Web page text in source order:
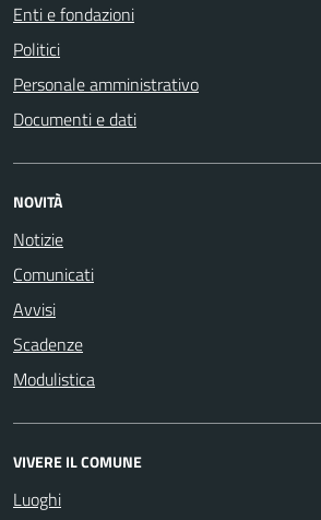
Enti e fondazioni
Politici
Personale amministrativo
Documenti e dati
NOVITÀ
Notizie
Comunicati
Avvisi
Scadenze
Modulistica
VIVERE IL COMUNE
Luoghi